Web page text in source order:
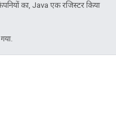
का, Java एक रजिस्टर किया